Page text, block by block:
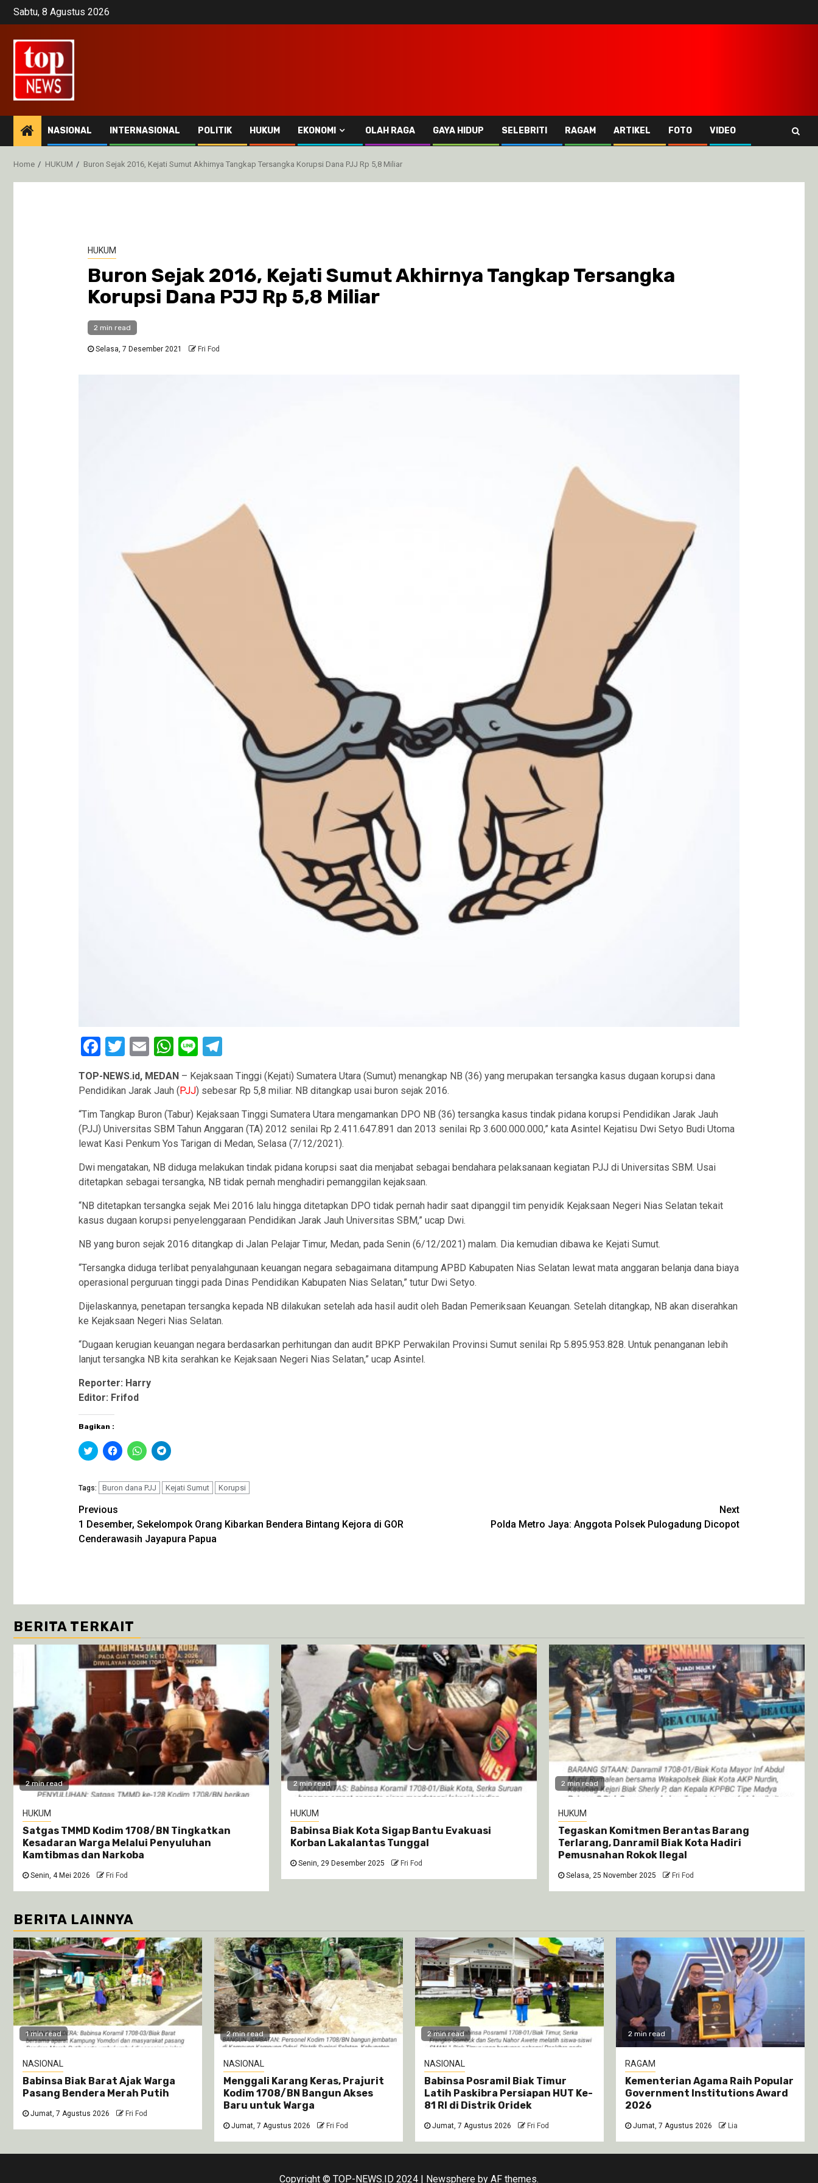
SkipSabtu, 8 Agustus 2026
NASIONAL INTERNASIONAL POLITIK HUKUM EKONOMI OLAH RAGA GAYA HIDUP SELEBRITI RAGAM ARTIKEL FOTO VIDEO
Home HUKUM Buron Sejak 2016, Kejati Sumut Akhirnya Tangkap Tersangka Korupsi Dana PJJ Rp 5,8 Miliar
HUKUM
Buron Sejak 2016, Kejati Sumut Akhirnya Tangkap Tersangka
Korupsi Dana PJJ Rp 5,8 Miliar
2 min read
Selasa, 7 Desember 2021 Fri Fod
Facebook
Twitter
EmailWhatsApp
LineTelegram
TOP-NEWS.id, MEDAN– Kejaksaan Tinggi (Kejati) Sumatera Utara (Sumut) menangkap NB (36) yang merupakan tersangka kasus dugaan korupsi dana
Pendidikan Jarak Jauh (PJJ) sebesar Rp 5,8 miliar. NB ditangkap usai buron sejak 2016.
“Tim Tangkap Buron (Tabur) Kejaksaan Tinggi Sumatera Utara mengamankan DPO NB (36) tersangka kasus tindak pidana korupsi Pendidikan Jarak Jauh
(PJJ) Universitas SBM Tahun Anggaran (TA) 2012 senilai Rp 2.411.647.891 dan 2013 senilai Rp 3.600.000.000,” kata Asintel Kejatisu Dwi Setyo Budi Utoma
lewat Kasi Penkum Yos Tarigan di Medan, Selasa (7/12/2021).
Dwi mengatakan, NB diduga melakukan tindak pidana korupsi saat dia menjabat sebagai bendahara pelaksanaan kegiatan PJJ di Universitas SBM. Usai
ditetapkan sebagai tersangka, NB tidak pernah menghadiri pemanggilan kejaksaan.
“NB ditetapkan tersangka sejak Mei 2016 lalu hingga ditetapkan DPO tidak pernah hadir saat dipanggil tim penyidik Kejaksaan Negeri Nias Selatan tekait
kasus dugaan korupsi penyelenggaraan Pendidikan Jarak Jauh Universitas SBM,” ucap Dwi.
NB yang buron sejak 2016 ditangkap di Jalan Pelajar Timur, Medan, pada Senin (6/12/2021) malam. Dia kemudian dibawa ke Kejati Sumut.
“Tersangka diduga terlibat penyalahgunaan keuangan negara sebagaimana ditampung APBD Kabupaten Nias Selatan lewat mata anggaran belanja dana biaya
operasional perguruan tinggi pada Dinas Pendidikan Kabupaten Nias Selatan,” tutur Dwi Setyo.
Dijelaskannya, penetapan tersangka kepada NB dilakukan setelah ada hasil audit oleh Badan Pemeriksaan Keuangan. Setelah ditangkap, NB akan diserahkan
ke Kejaksaan Negeri Nias Selatan.
“Dugaan kerugian keuangan negara berdasarkan perhitungan dan audit BPKP Perwakilan Provinsi Sumut senilai Rp 5.895.953.828. Untuk penanganan lebih
lanjut tersangka NB kita serahkan ke Kejaksaan Negeri Nias Selatan,” ucap Asintel.
Reporter: Harry
Editor: Frifod
Bagikan :
Klik
untuk
Twitter(Membuka
di
jendela
yang
baru)
Klik
untuk
Facebook(Membuka
di
jendela
Klik
untuk
WhatsApp(Membuka
di
jendela
Klik
untuk
Telegram(Membuka
di
jendela
Tags: Buron dana PJJ Kejati Sumut Korupsi
Continue
Reading
Previous
1 Desember, Sekelompok Orang Kibarkan Bendera Bintang Kejora di GOR
Cenderawasih Jayapura Papua
Next
Polda Metro Jaya: Anggota Polsek Pulogadung Dicopot
BERITA TERKAIT
2 min read
HUKUM
Satgas TMMD Kodim 1708/BN Tingkatkan
Kesadaran Warga Melalui Penyuluhan
Kamtibmas dan Narkoba
Senin, 4 Mei 2026 Fri Fod
2 min read
HUKUM
Babinsa Biak Kota Sigap Bantu Evakuasi
Korban Lakalantas Tunggal
Senin, 29 Desember 2025 Fri Fod
2 min read
HUKUM
Tegaskan Komitmen Berantas Barang
Terlarang, Danramil Biak Kota Hadiri
Pemusnahan Rokok Ilegal
Selasa, 25 November 2025 Fri Fod
BERITA LAINNYA
1 min read
NASIONAL
Babinsa Biak Barat Ajak Warga
Pasang Bendera Merah Putih
Jumat, 7 Agustus 2026 Fri Fod
2 min read
NASIONAL
Menggali Karang Keras, Prajurit
Kodim 1708/BN Bangun Akses
Baru untuk Warga
Jumat, 7 Agustus 2026 Fri Fod
2 min read
NASIONAL
Babinsa Posramil Biak Timur
Latih Paskibra Persiapan HUT Ke-
81 RI di Distrik Oridek
Jumat, 7 Agustus 2026 Fri Fod
2 min read
RAGAM
Kementerian Agama Raih Popular
Government Institutions Award
2026
Jumat, 7 Agustus 2026 Lia
Copyright © TOP-NEWS.ID 2024 | Newsphere by AF themes.